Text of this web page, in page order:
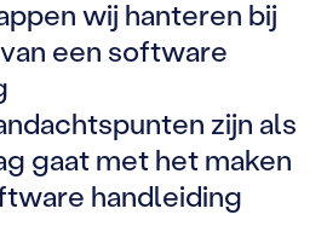
wij hanteren bij
een software
zijn als
gaat met het maken
handleiding